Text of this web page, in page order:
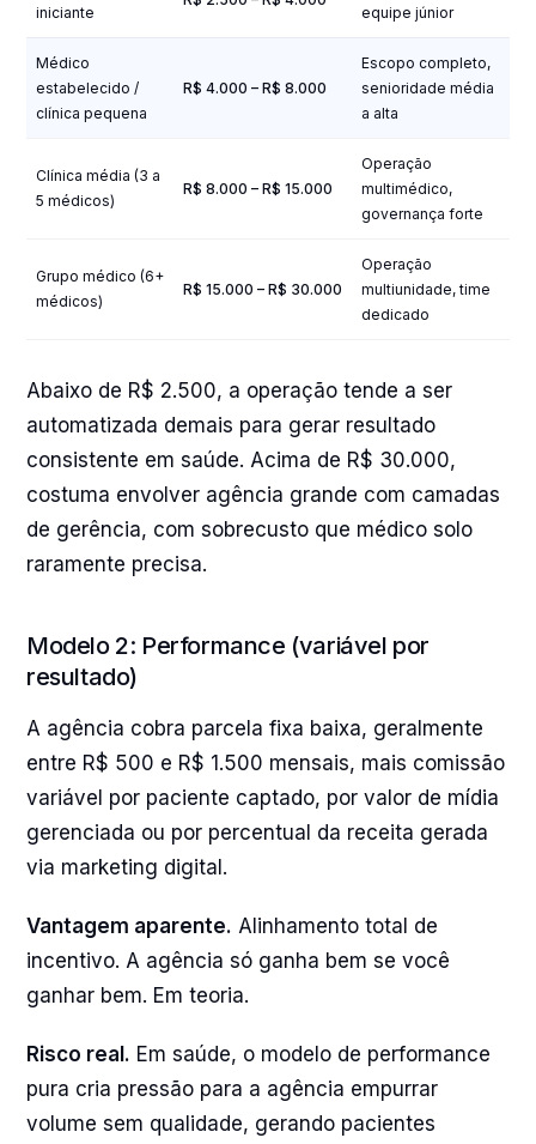
iniciante equipe júnior
Médico
estabelecido /
clínica pequena
R$ 4.000 – R$ 8.000
Escopo completo,
senioridade média
a alta
Clínica média (3 a
5 médicos)
R$ 8.000 – R$ 15.000
Operação
multimédico,
governança forte
Grupo médico (6+
médicos)
R$ 15.000 – R$ 30.000
Operação
multiunidade, time
dedicado
Abaixo de R$ 2.500, a operação tende a ser
automatizada demais para gerar resultado
consistente em saúde. Acima de R$ 30.000,
costuma envolver agência grande com camadas
de gerência, com sobrecusto que médico solo
raramente precisa.
Modelo 2: Performance (variável por
resultado)
A agência cobra parcela fixa baixa, geralmente
entre R$ 500 e R$ 1.500 mensais, mais comissão
variável por paciente captado, por valor de mídia
gerenciada ou por percentual da receita gerada
via marketing digital.
Vantagem aparente. Alinhamento total de
incentivo. A agência só ganha bem se você
ganhar bem. Em teoria.
Risco real. Em saúde, o modelo de performance
pura cria pressão para a agência empurrar
volume sem qualidade, gerando pacientes